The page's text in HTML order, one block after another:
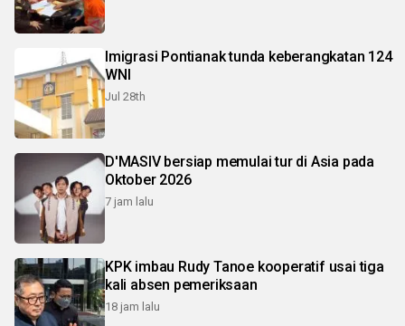
Imigrasi Pontianak tunda keberangkatan 124
WNI
Jul 28th
D'MASIV bersiap memulai tur di Asia pada
Oktober 2026
7 jam lalu
KPK imbau Rudy Tanoe kooperatif usai tiga
kali absen pemeriksaan
18 jam lalu